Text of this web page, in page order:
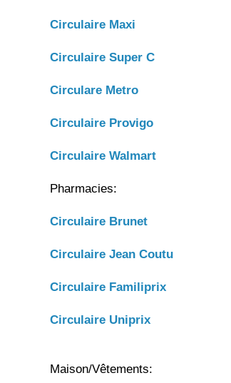
Circulaire Maxi
Circulaire Super C
Circulare Metro
Circulaire Provigo
Circulaire Walmart
Pharmacies:
Circulaire Brunet
Circulaire Jean Coutu
Circulaire Familiprix
Circulaire Uniprix
Maison/Vêtements: